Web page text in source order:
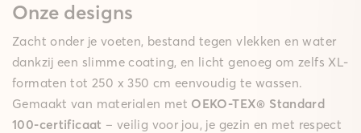
Onze designs
Zacht onder je voeten, bestand tegen vlekken en water
dankzij een slimme coating, en licht genoeg om zelfs XL-
formaten tot 250 x 350 cm eenvoudig te wassen.
Gemaakt van materialen met OEKO-TEX® Standard
100-certificaat – veilig voor jou, je gezin en met respect